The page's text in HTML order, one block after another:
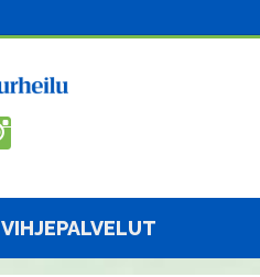
VIHJEPALVELUT